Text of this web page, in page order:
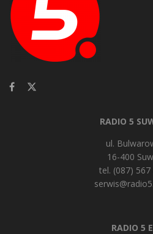
RADIO 5
ul.
16-400
tel. (087) 567
RADIO 5